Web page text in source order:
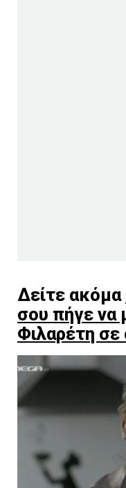
Δείτε ακόμα
σου πήγε να
Φιλαρέτη σε